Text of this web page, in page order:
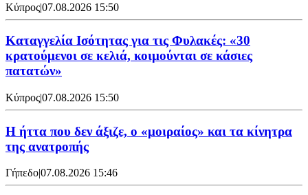
Κύπρος|07.08.2026 15:50
Καταγγελία Ισότητας για τις Φυλακές: «30
κρατούμενοι σε κελιά, κοιμούνται σε κάσιες
πατατών»
Κύπρος|07.08.2026 15:50
Η ήττα που δεν άξιζε, ο «μοιραίος» και τα κίνητρα
της ανατροπής
Γήπεδο|07.08.2026 15:46